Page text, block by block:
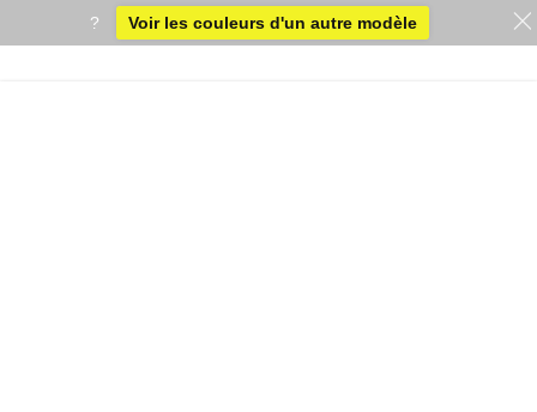
? Voir les couleurs d'un autre modèle